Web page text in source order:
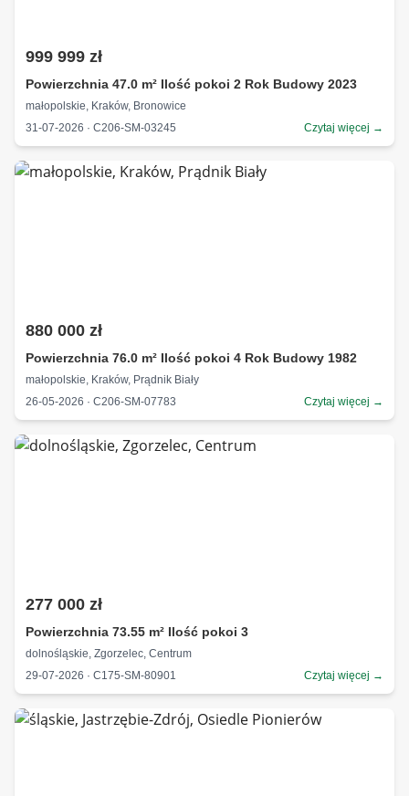
999 999 zł
Powierzchnia 47.0 m² Ilość pokoi 2 Rok Budowy 2023
małopolskie, Kraków, Bronowice
31-07-2026 · C206-SM-03245
Czytaj więcej →
880 000 zł
Powierzchnia 76.0 m² Ilość pokoi 4 Rok Budowy 1982
małopolskie, Kraków, Prądnik Biały
26-05-2026 · C206-SM-07783
Czytaj więcej →
277 000 zł
Powierzchnia 73.55 m² Ilość pokoi 3
dolnośląskie, Zgorzelec, Centrum
29-07-2026 · C175-SM-80901
Czytaj więcej →